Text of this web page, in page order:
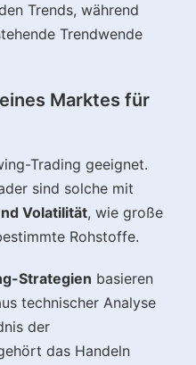
Trends, während
Trendwende
Marktes für
Trading geeignet.
sind solche mit
Volatilität, wie große
Rohstoffe.
Strategien basieren
technischer Analyse
der
das Handeln